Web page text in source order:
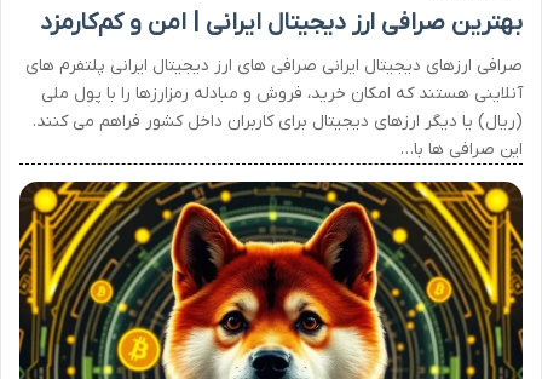
بهترین صرافی ارز دیجیتال ایرانی | امن و کم‌کارمزد
صرافی ارزهای دیجیتال ایرانی صرافی های ارز دیجیتال ایرانی پلتفرم های
آنلاینی هستند که امکان خرید، فروش و مبادله رمزارزها را با پول ملی
(ریال) یا دیگر ارزهای دیجیتال برای کاربران داخل کشور فراهم می کنند.
این صرافی ها با…